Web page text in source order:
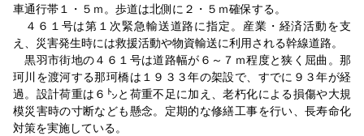
車通行帯１・５ｍ。歩道は北側に２・５ｍ確保する。
４６１号は第１次緊急輸送道路に指定。産業・経済活動を支
え、災害発生時には救援活動や物資輸送に利用される幹線道路。
黒羽市街地の４６１号は道路幅が６～７ｍ程度と狭く屈曲。那
珂川を渡河する那珂橋は１９３３年の架設で、すでに９３年が経
過。設計荷重は６㌧と荷重不足に加え、老朽化による損傷や大規
模災害時の寸断なども懸念。定期的な修繕工事を行い、長寿命化
対策を実施している。